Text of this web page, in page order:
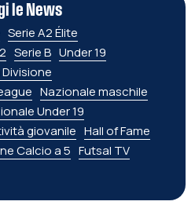
le News
Serie A2 Élite
Serie B Under 19
Nazionale maschile
Under 19
giovanile Hall of Fame
Calcio a 5 Futsal TV